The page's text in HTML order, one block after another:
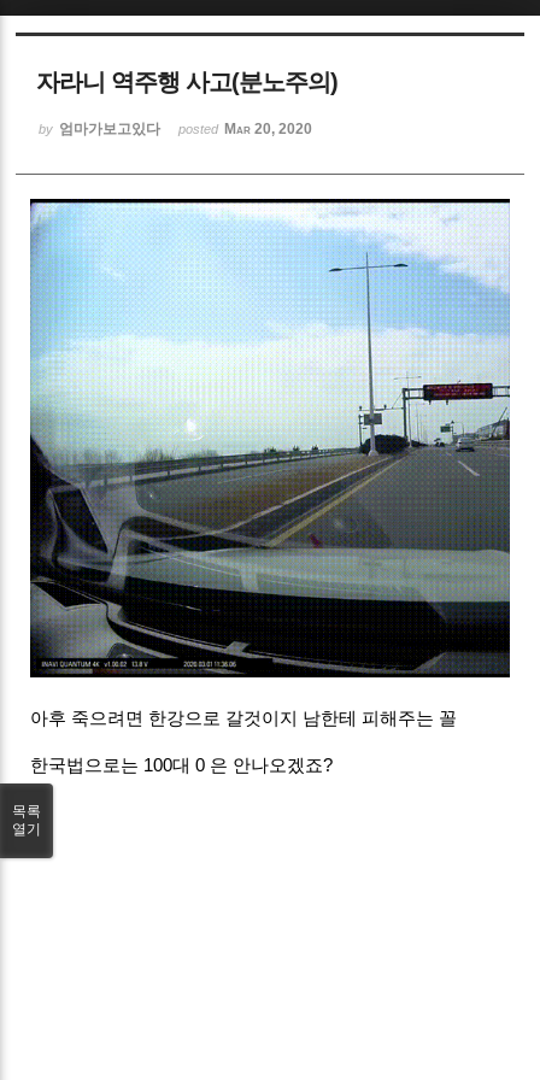
자라니 역주행 사고(분노주의)
by 엄마가보고있다 posted Mar 20, 2020
아후 죽으려면 한강으로 갈것이지 남한테 피해주는 꼴
한국법으로는 100대 0 은 안나오겠죠?
목록
열기
Sketchbook5, 스케치북5
Sketchbook5, 스케치북5